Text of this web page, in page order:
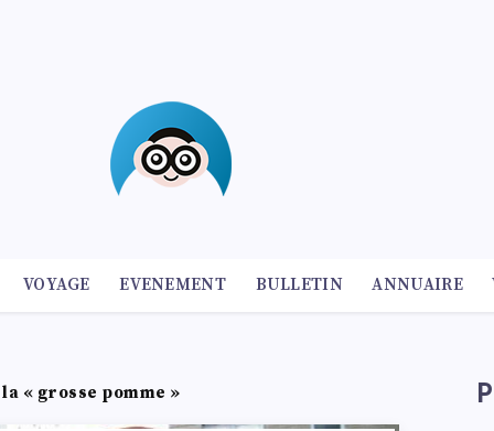
VOYAGE EVENEMENT BULLETIN ANNUAIRE
« grosse pomme »